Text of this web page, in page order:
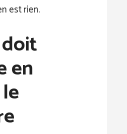
est rien.
en